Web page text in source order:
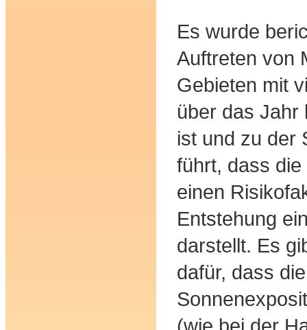
Es wurde
Auftreten von
Gebieten mit
über das Jahr
ist und zu der
führt, dass
einen
Entstehung
darstellt. Es
dafür, dass